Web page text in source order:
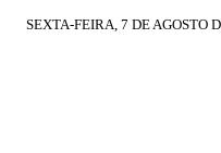
SEXTA-FEIRA, 7 DE AGOSTO